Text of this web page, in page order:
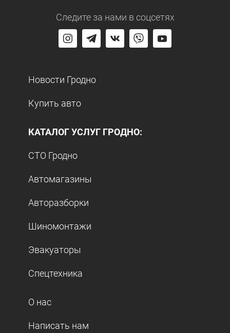
Следите за нами в соцсетях
Новости Гродно
Купить авто
КАТАЛОГ УСЛУГ ГРОДНО:
СТО Гродно
Автомагазины
Авторазборки
Шиномонтажи
Эвакуаторы
Спецтехника
О нас
Написать нам